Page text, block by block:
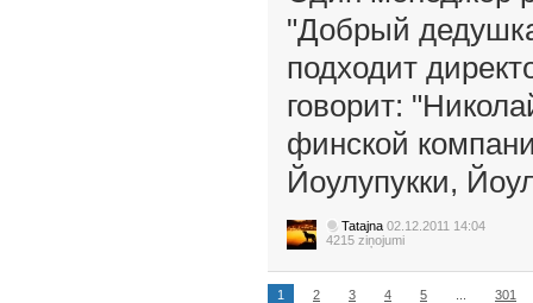
"Добрый
подходит
говорит:
финской
Йоулупукки,
Tatajna 02.12.2011 14:04
4215 ziņojumi
1 2 3 4 5 301